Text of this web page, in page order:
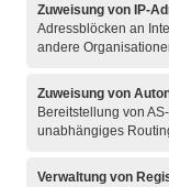
Zuweisung von IP-
Adressblöcken an
andere
Zuweisung von
Bereitstellung von
unabhängiges
Verwaltung von